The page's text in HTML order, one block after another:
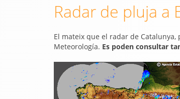
Radar de pluja a
El mateix que el radar de
Meteorología. Es poden consultar